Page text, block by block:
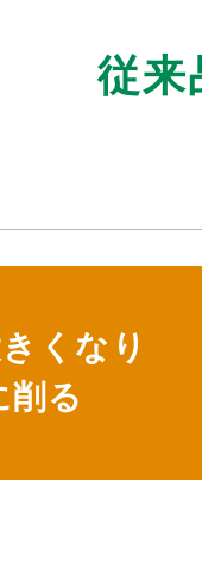
従来
くなり
削る